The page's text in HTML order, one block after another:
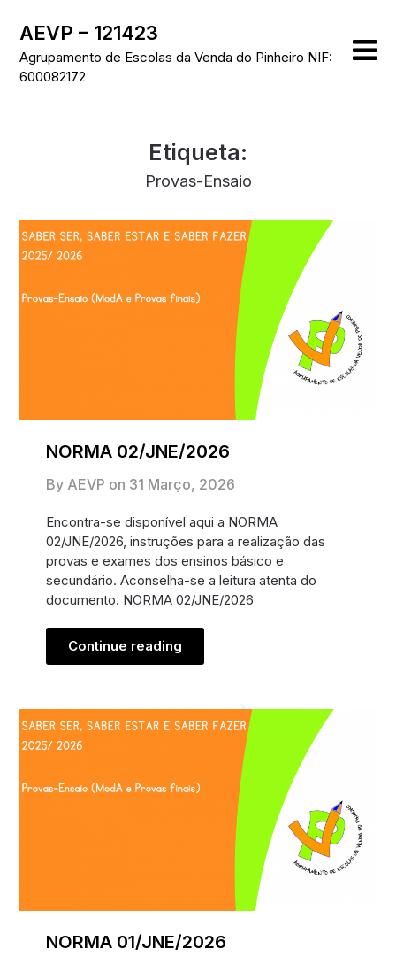
content
AEVP – 121423
Agrupamento de Escolas da Venda do Pinheiro NIF:
600082172
Etiqueta:
Provas-Ensaio
NORMA 02/JNE/2026
By AEVP on 31 Março, 2026
Encontra-se disponível aqui a NORMA
02/JNE/2026, instruções para a realização das
provas e exames dos ensinos básico e
secundário. Aconselha-se a leitura atenta do
documento. NORMA 02/JNE/2026
Continue reading
NORMA 01/JNE/2026